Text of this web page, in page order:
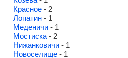
Красное - 2
Лопатин - 1
Меденичи - 1
Мостиска - 2
Нижанковичи - 1
Новоселище - 1